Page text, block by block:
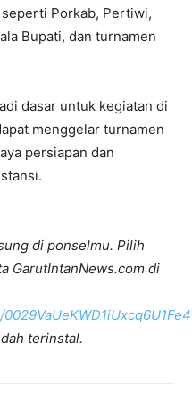
Porkab, Pertiwi,
Bupati, dan turnamen
dasar untuk kegiatan di
menggelar turnamen
persiapan dan
di ponselmu. Pilih
GarutIntanNews.com di
terinstal.